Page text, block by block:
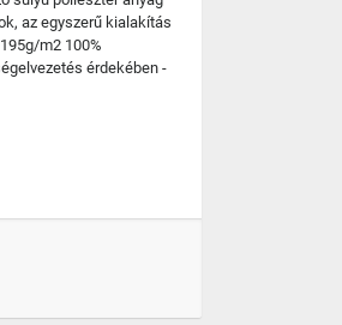
az egyszerű kialakítás
m2 100%
érdekében -